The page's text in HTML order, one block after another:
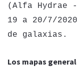
(Alfa Hydrae
19 a 20/7/
de
Los mapas